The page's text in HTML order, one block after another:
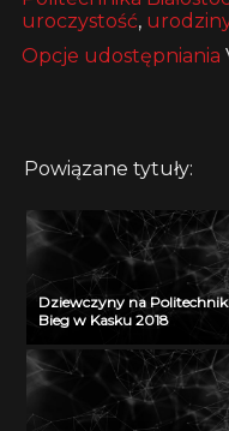
uroczystość,
Opcje udostępniania
Powiązane tytuły:
Dziewczyny na
Bieg w Kasku 2018